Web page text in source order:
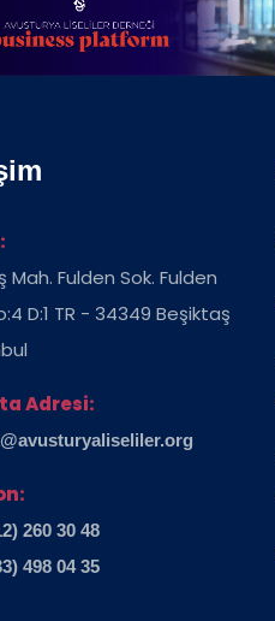
Mah. Fulden Sok. Fulden
D:1 TR - 34349 Beşiktaş
Adresi:
260 30 48
498 04 35